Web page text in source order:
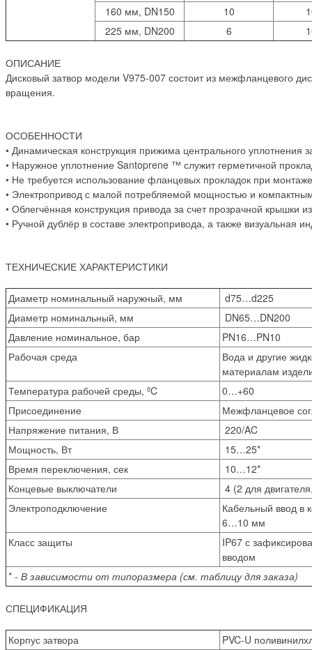
160 мм, DN150 10
225 мм, DN200
6
ОПИСАНИЕ
Дисковый затвор модели V975-007 состоит из межфланцевого
вращения.
ОСОБЕННОСТИ
• Динамическая конструкция прижима центрального
• Наружное уплотнение Santoprene ™ служит герметичной
• Не требуется использование фланцевых прокладок при
• Электропривод с малой потребляемой мощностью и
• Облегчённая конструкция привода за счет прозрачной крышки
• Ручной дублёр в составе электропривода, а также визуальная
ТЕХНИЧЕСКИЕ ХАРАКТЕРИСТИКИ
Диаметр номинальный наружный, мм
d75…d225
Диаметр номинальный, мм
DN65…DN200
Давление номинальное, бар
PN16…PN10
Рабочая среда
Вода и другие
материалам
Температура рабочей среды, ºC
0…+60
Присоединение
Межфланцевое
Напряжение питания, В
220/AC
Мощность, Вт
15…25*
Время переключения, сек
10…12*
Концевые выключатели
4 (2 для
Электроподключение
Кабельный ввод в
6…10 мм
Класс защиты
IP67 с
вводом
* - В зависимости от типоразмера (см. таблицу для заказа)
СПЕЦИФИКАЦИЯ
Корпус затвора
PVC-U